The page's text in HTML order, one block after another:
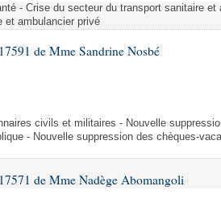
- Crise du secteur du transport sanitaire
et ambulancier privé
de Mme Sandrine Nosbé
civils et militaires - Nouvelle
- Nouvelle suppression des chèques-
de Mme Nadège Abomangoli